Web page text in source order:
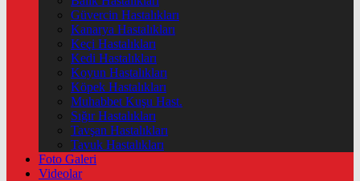
Güvercin Hastalıkları
Kanarya Hastalıkları
Keçi Hastalıkları
Kedi Hastalıkları
Koyun Hastalıkları
Köpek Hastalıkları
Muhabbet Kuşu Hast.
Sığır Hastalıkları
Tavşan Hastalıkları
Tavuk Hastalıkları
Foto Galeri
Videolar